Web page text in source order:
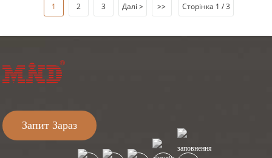
1 2 3 Далі > >> Сторінка 1 / 3
Запит Зараз